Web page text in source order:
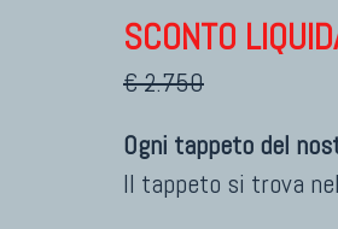
SCONTO
€ 2.750
Ogni tappeto del
Il tappeto si trova